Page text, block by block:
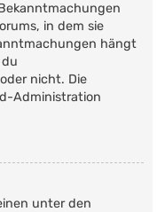
in dem sie
hängt
nicht. Die
Administration
unter den